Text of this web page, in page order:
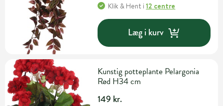
Klik & Hent i12 centre
Læg i kurv
Kunstig potteplante Pelargonia
Rød H34 cm
149 kr.